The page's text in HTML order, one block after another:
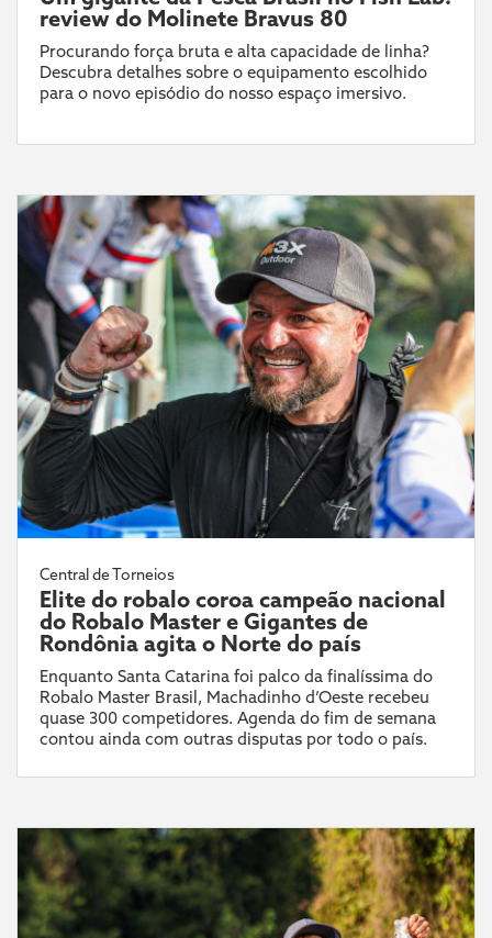
review do Molinete Bravus 80
Procurando força bruta e alta capacidade de linha?
Descubra detalhes sobre o equipamento escolhido
para o novo episódio do nosso espaço imersivo.
Central de Torneios
Elite do robalo coroa campeão nacional
do Robalo Master e Gigantes de
Rondônia agita o Norte do país
Enquanto Santa Catarina foi palco da finalíssima do
Robalo Master Brasil, Machadinho d’Oeste recebeu
quase 300 competidores. Agenda do fim de semana
contou ainda com outras disputas por todo o país.